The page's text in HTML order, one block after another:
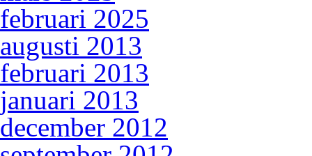
februari 2025
augusti 2013
februari 2013
januari 2013
december 2012